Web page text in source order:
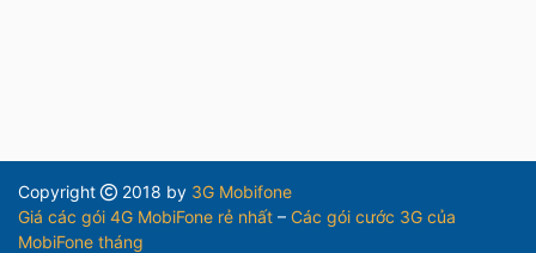
Copyright 2018 by 3G Mobifone
Giá các gói 4G MobiFone rẻ nhất – Các gói cước 3G của
MobiFone tháng